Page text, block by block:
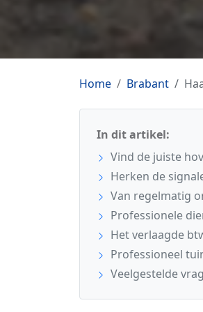
Home Brabant
In dit artikel:
Vind de juiste
Herken de
Van regelmatig
Professionele
Het verlaagde
Professioneel
Veelgestelde